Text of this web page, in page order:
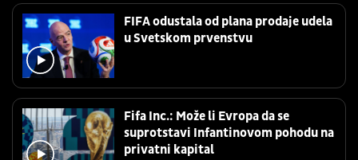
FIFA odustala od plana prodaje udela
u Svetskom prvenstvu
Fifa Inc.: Može li Evropa da se
suprotstavi Infantinovom pohodu na
privatni kapital